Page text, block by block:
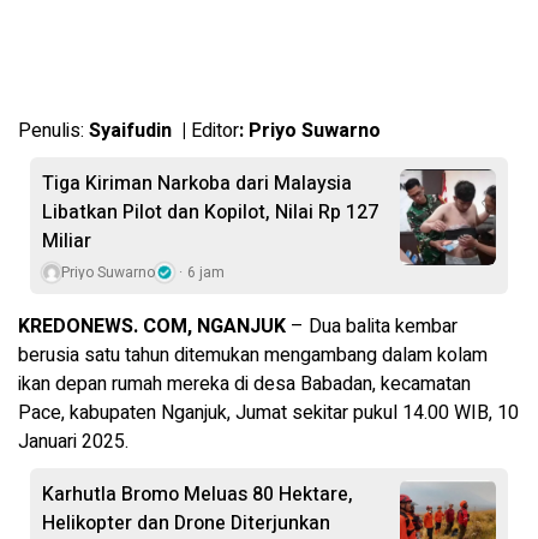
Penulis: Syaifudin | Editor: Priyo Suwarno
Tiga Kiriman Narkoba dari Malaysia
Libatkan Pilot dan Kopilot, Nilai Rp 127
Miliar
Priyo Suwarno 6 jam
KREDONEWS. COM, NGANJUK – Dua balita kembar
berusia satu tahun ditemukan mengambang dalam kolam
ikan depan rumah mereka di desa Babadan, kecamatan
Pace, kabupaten Nganjuk, Jumat sekitar pukul 14.00 WIB, 10
Januari 2025.
Karhutla Bromo Meluas 80 Hektare,
Helikopter dan Drone Diterjunkan